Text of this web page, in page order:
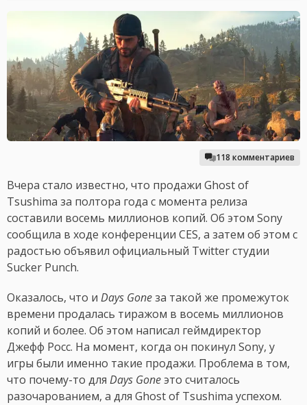
118 комментариев
Вчера стало известно, что продажи Ghost of
Tsushima за полтора года с момента релиза
составили восемь миллионов копий. Об этом Sony
сообщила в ходе конференции CES, а затем об этом с
радостью объявил официальный Twitter студии
Sucker Punch.
Оказалось, что и Days Goneза такой же промежуток
времени продалась тиражом в восемь миллионов
копий и более. Об этом написал геймдиректор
Джефф Росс. На момент, когда он покинул Sony, у
игры были именно такие продажи. Проблема в том,
что почему-то для Days Goneэто считалось
разочарованием, а для Ghost of Tsushima успехом.